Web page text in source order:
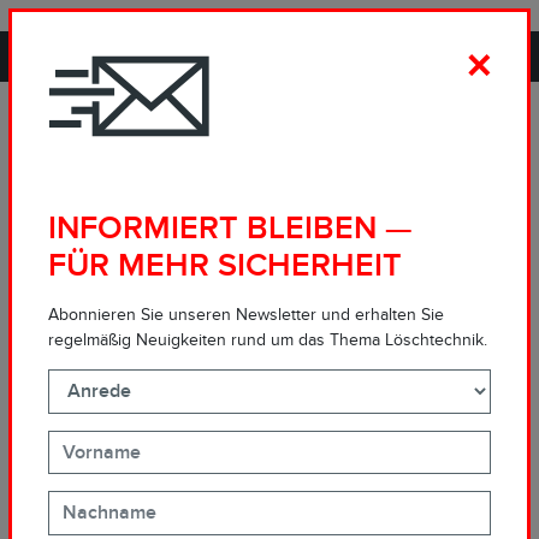
PROPORTIONING IN EXCELLENCE.
HERAUSFORDERUNGEN
KONZENTRISCHER
REDUZIERSTÜCKE IN
DER ANSAUGLEITUNG
VON SCHAUM-
ZUMISCHSYSTEMEN
Für die Schaumlöschanlage eines Gefahrgutlagers wurde ein
FD6000 FireDos-Zumischsystemmit neuen EV-Ventilkegeln
installiert. Als Schaummittel kam ein fluorfreies, nicht-newtonsches
×
INFORMIERT BLEIBEN —
FÜR MEHR SICHERHEIT
Abonnieren Sie unseren Newsletter und erhalten Sie
regelmäßig Neuigkeiten rund um das Thema Löschtechnik.